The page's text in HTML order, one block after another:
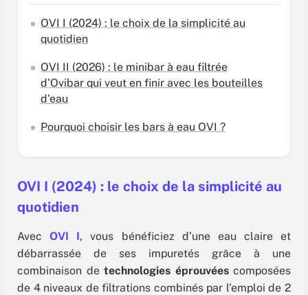
OVI I (2024) : le choix de la simplicité au
quotidien
OVI II (2026) : le minibar à eau filtrée
d'Ovibar qui veut en finir avec les bouteilles
d'eau
Pourquoi choisir les bars à eau OVI ?
OVI I (2024) : le choix de la simplicité au
quotidien
AvecOVI I, vous bénéficiez d’une eau claire et
débarrassée de ses impuretés grâce à une
combinaison de technologies éprouvéescomposées
de 4 niveaux de filtrations combinés par l’emploi de 2